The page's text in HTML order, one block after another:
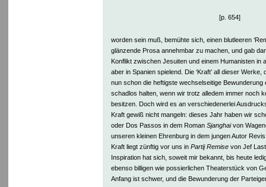
[p. 654]
worden sein muß, bemühte sich, einen blutleeren
glänzende Prosa annehmbar zu machen, und gab
Konflikt zwischen Jesuiten und einem Humanisten in
aber in Spanien spielend. Die ‘Kraft’ all dieser
nun schon die heftigste wechselseitige Bewunderung
schadlos halten, wenn wir trotz alledem immer noch
besitzen. Doch wird es an verschiedenerlei
Kraft gewiß nicht mangeln: dieses Jahr haben wir
oder Dos Passos in dem Roman Sjanghaivon
unseren kleinen Ehrenburg in dem jungen Autor
Kraft liegt zünftig vor uns in Partij Remisevon Jef
Inspiration hat sich, soweit mir bekannt, bis heute
ebenso billigen wie possierlichen Theaterstück von
Anfang ist schwer, und die Bewunderung der